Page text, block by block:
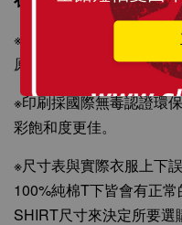
※T-SHIRT原料從織染剪
原料皆為MIT台灣製造，
※印刷採國際無毒認證環
彩飽和度更佳。
※尺寸表與實際衣服上下
100%純棉T下皆會有正
SHIRT尺寸來決定所要